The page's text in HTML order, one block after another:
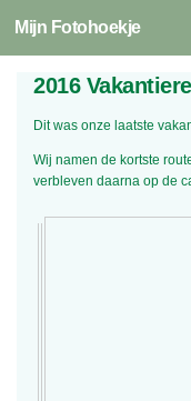
Skip to content
Mijn Fotohoekje
2016
Dit was onze laatste
Wij namen de kortste
verbleven daarna op de